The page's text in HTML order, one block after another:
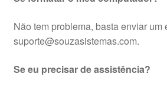
Não tem problema, basta enviar um
suporte@souzasistemas.com.
Se eu precisar de assistência?